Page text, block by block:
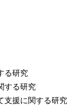
る研究
する研究
支援に関する研究